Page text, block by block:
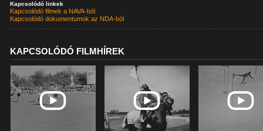
Kapcsolódó linkek
Kapcsolódó filmek a NAVA-ból
Kapcsolódó dokumentumok az NDA-ból
KAPCSOLÓDÓ FILMHÍREK